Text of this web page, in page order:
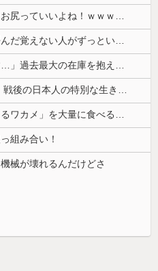
【画像】日焼け口リの締まったお尻っていいよね！ｗｗｗｗｗ
【画像】まんさん「オフ会に呼んだ覚えない人がずっといたので晒すわ」（パシャ）
【悲報】米農家「もう無理です…」過去最大の在庫を抱える状態で新米収穫
海外「日本は戦勝国なんだよ」 戦後の日本人の特別な生き様に各国から称賛の声
【動画】大食い系女子、「ふえるワカメ」を大量に食べる実験をした結果ｗｗｗｗ
組み合い！
械が壊れるんだけどさ